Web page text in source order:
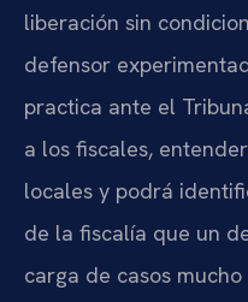
liberación sin
defensor
practica ante el
a los fiscales,
locales y podrá
de la fiscalía que un
carga de casos